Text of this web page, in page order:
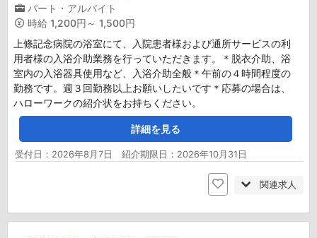
パート・アルバイト
時給 1,200円～ 1,500円
上條記念病院の浴室にて、入院患者様および通所サービスの利
用者様の入浴介助業務を行っていただきます。＊脱衣介助、浴
室内の入浴器具使用など、入浴介助全般＊午前の４時間程度の
勤務です。週３回勤務以上お願いしたいです＊応募の場合は、
ハローワークの紹介状をお持ちください。
詳細を見る
受付日：2026年8月7日 紹介期限日：2026年10月31日
関連求人